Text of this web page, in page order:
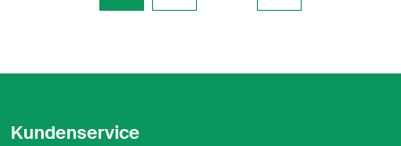
Kundenservice